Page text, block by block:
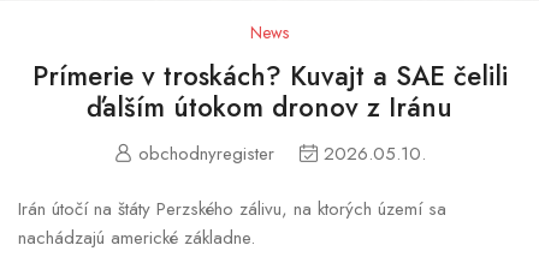
News
Prímerie v troskách? Kuvajt a SAE čelili
ďalším útokom dronov z Iránu
obchodnyregister 2026.05.10.
Irán útočí na štáty Perzského zálivu, na ktorých území sa
nachádzajú americké základne.